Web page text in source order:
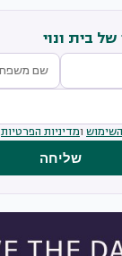
בית ונוי
ומדיניות הפרטיות
שליחה